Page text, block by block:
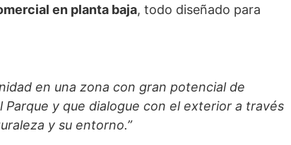
en planta baja, todo diseñado para
en una zona con gran potencial de
y que dialogue con el exterior a través
y su entorno.”